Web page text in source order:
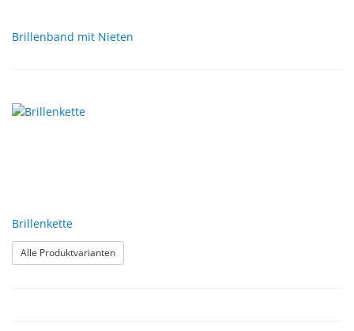
Brillenband mit Nieten
Brillenkette
Alle Produktvarianten: Brillenkette